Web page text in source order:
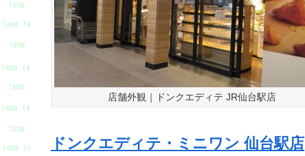
店舗外観｜ドンクエディテ JR仙台駅店
ドンクエディテ・ミニワン 仙台駅店